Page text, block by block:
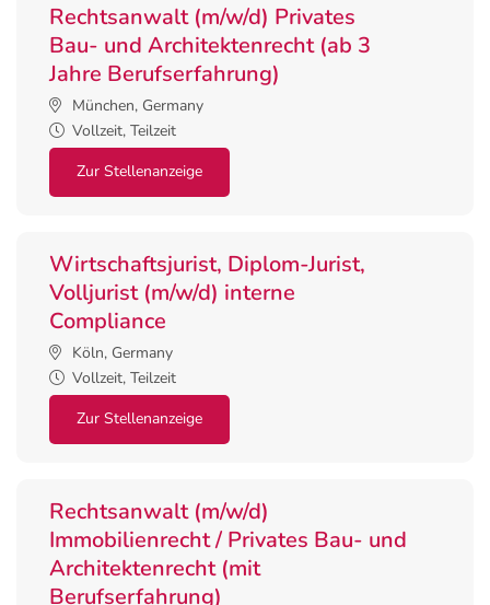
Rechtsanwalt (m/w/d) Privates
Bau- und Architektenrecht (ab 3
Jahre Berufserfahrung)
München, Germany
Vollzeit, Teilzeit
Zur Stellenanzeige
Wirtschaftsjurist, Diplom-Jurist,
Volljurist (m/w/d) interne
Compliance
Köln, Germany
Vollzeit, Teilzeit
Zur Stellenanzeige
Rechtsanwalt (m/w/d)
Immobilienrecht / Privates Bau- und
Architektenrecht (mit
Berufserfahrung)